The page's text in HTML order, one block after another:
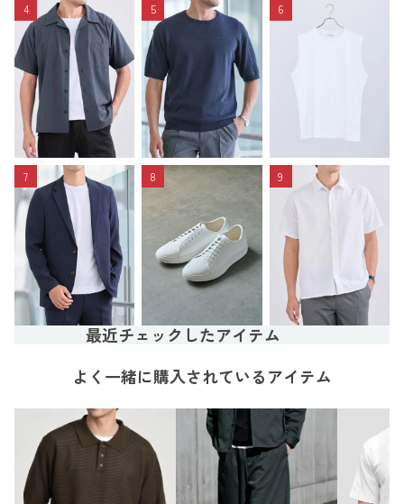
4 5 6
7 8 9
最近チェックしたアイテム
よく一緒に購入されているアイテム